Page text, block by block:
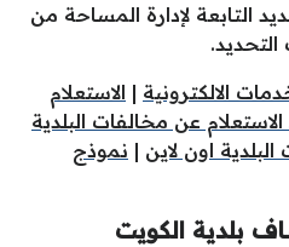
التابعة لإدارة المساحة من
الالكترونية | الاستعلام
الاستعلام عن مخالفات البلدية
اون لاين | نموذج
بلدية الكويت